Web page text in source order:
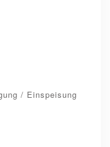
/ Einspeisung